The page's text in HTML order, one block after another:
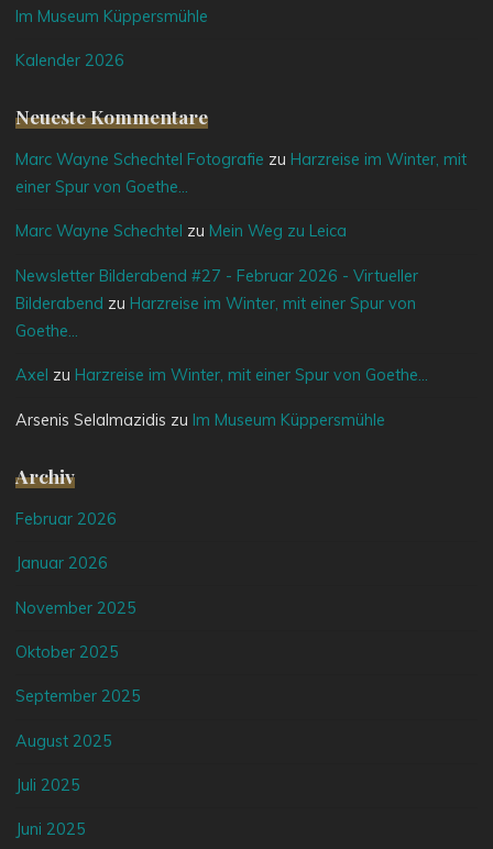
Im Museum Küppersmühle
Kalender 2026
Neueste Kommentare
Marc Wayne Schechtel Fotografie zu Harzreise im Winter, mit
einer Spur von Goethe…
Marc Wayne Schechtel zu Mein Weg zu Leica
Newsletter Bilderabend #27 - Februar 2026 - Virtueller
Bilderabend zu Harzreise im Winter, mit einer Spur von
Goethe…
Axel zu Harzreise im Winter, mit einer Spur von Goethe…
Arsenis Selalmazidis zu Im Museum Küppersmühle
Archiv
Februar 2026
Januar 2026
November 2025
Oktober 2025
September 2025
August 2025
Juli 2025
Juni 2025